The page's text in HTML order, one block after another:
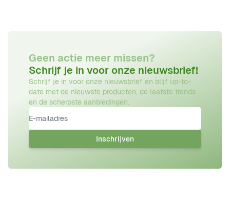
Geen actie meer missen?
Schrijf je in voor onze nieuwsbrief!
Schrijf je in voor onze nieuwsbrief en blijf up-to-
date met de nieuwste producten, de laatste trends
en de scherpste aanbiedingen.
Inschrijven